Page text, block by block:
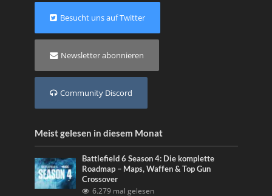
Besucht uns auf Twitter
Newsletter abonnieren
Community Discord
Meist gelesen in diesem Monat
Battlefield 6 Season 4: Die komplette
Roadmap – Maps, Waffen & Top Gun
Crossover
6.279 mal gelesen